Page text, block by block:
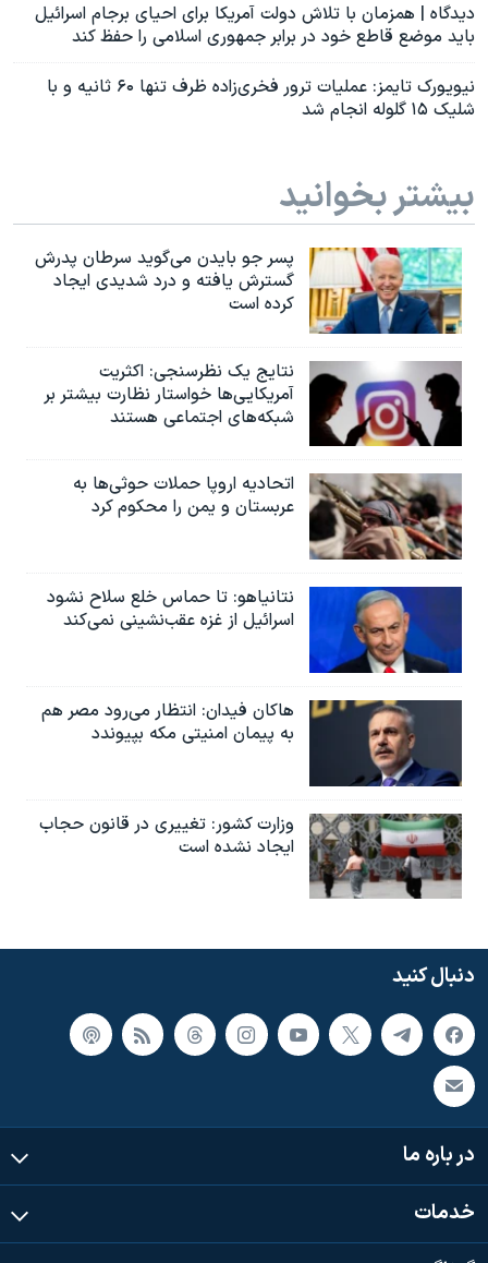
دیدگاه | همزمان با تلاش دولت آمریکا برای احیای برجام اسرائیل
باید موضع قاطع خود در برابر جمهوری اسلامی را حفظ کند
نیویورک تایمز: عملیات ترور فخری‌زاده ظرف تنها ۶۰ ثانیه و با
شلیک ۱۵ گلوله انجام شد
بیشتر بخوانید
پسر جو بایدن می‌گوید سرطان پدرش
گسترش یافته و درد شدیدی ایجاد
کرده است
نتایج یک نظرسنجی: اکثریت
آمریکایی‌ها خواستار نظارت بیشتر بر
شبکه‌های اجتماعی هستند
اتحادیه اروپا حملات حوثی‌ها به
عربستان و یمن را محکوم کرد
نتانیاهو: تا حماس خلع سلاح نشود
اسرائیل از غزه عقب‌نشینی نمی‌کند
هاکان فیدان: انتظار می‌رود مصر هم
به پیمان امنیتی مکه بپیوندد
وزارت کشور: تغییری در قانون حجاب
ایجاد نشده است
دنبال کنید
در باره ما
خدمات